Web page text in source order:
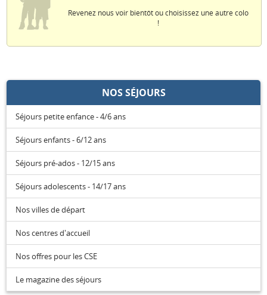
Revenez nous voir bientôt ou choisissez une autre colo
!
NOS SÉJOURS
Séjours petite enfance - 4/6 ans
Séjours enfants - 6/12 ans
Séjours pré-ados - 12/15 ans
Séjours adolescents - 14/17 ans
Nos villes de départ
Nos centres d'accueil
Nos offres pour les CSE
Le magazine des séjours